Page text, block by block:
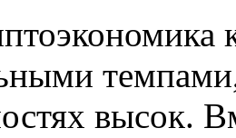
высок.